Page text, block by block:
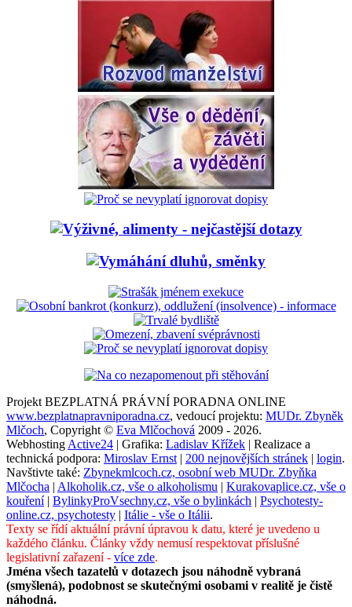
Projekt BEZPLATNÁ PRÁVNÍ PORADNA ONLINE
www.bezplatnapravniporadna.cz, vedoucí projektu: MUDr. Zbyněk
Mlčoch, Copyright © Eva Mlčochová 2009 - 2026.
Webhosting Active24 | Grafika: Ladislav Křížek | Realizace a
technická podpora: Miroslav Ernst | 200 nejnovějších stránek | login.
Navštivte také: Zbynekmlcoch.cz, osobní web MUDr. Zbyňka
Mlčocha | Alkoholik.cz, vše o alkoholismu | Kurakovaplice.cz, vše o
kouření| BylinkyProVsechny.cz, vše o bylinkách | Psychotesty-
online.cz, psychotesty | Itálie - vše o Itálii.
Texty se řídí aktuální právní úpravou k datu, které je uvedeno u
každého článku. Články vždy nemusí respektovat příslušné
legislativní zařazení - více zde.
Jména všech tazatelů v dotazech jsou náhodně vybraná
(smyšlená), podobnost se skutečnými osobami v realitě je čistě
náhodná.